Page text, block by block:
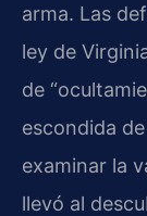
arma. Las
ley de
de
escondida
examinar la
llevó al